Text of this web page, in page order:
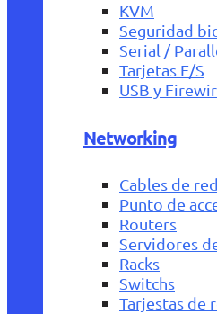
KVM
Seguridad
Serial /
Tarjetas E/S
USB y
Networking
Cables de red
Punto de
Routers
Servidores
Racks
Switchs
Tarjestas de